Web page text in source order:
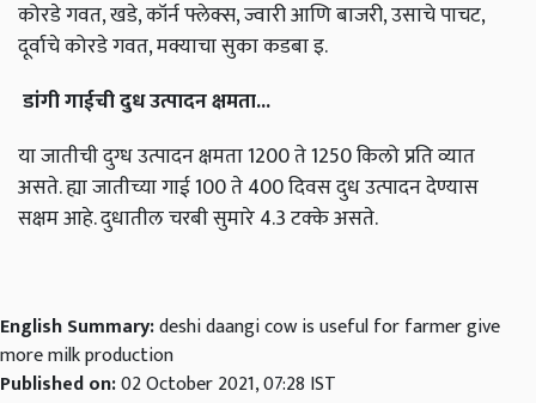
कोरडे गवत, खडे, कॉर्न फ्लेक्स, ज्वारी आणि बाजरी, उसाचे पाचट,
दूर्वाचे कोरडे गवत, मक्याचा सुका कडबा इ.
डांगीगाईचीदुधउत्पादनक्षमता...
या जातीची दुग्ध उत्पादन क्षमता 1200 ते 1250 किलो प्रति व्यात
असते. ह्या जातीच्या गाई 100 ते 400 दिवस दुध उत्पादन देण्यास
सक्षम आहे. दुधातील चरबी सुमारे 4.3 टक्के असते.
English Summary:deshi daangi cow is useful for farmer give
more milk production
Published on:02 October 2021, 07:28 IST